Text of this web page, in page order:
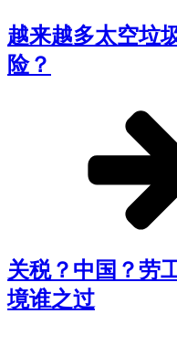
越来越多太空垃
险？
关税？中国？劳
境谁之过